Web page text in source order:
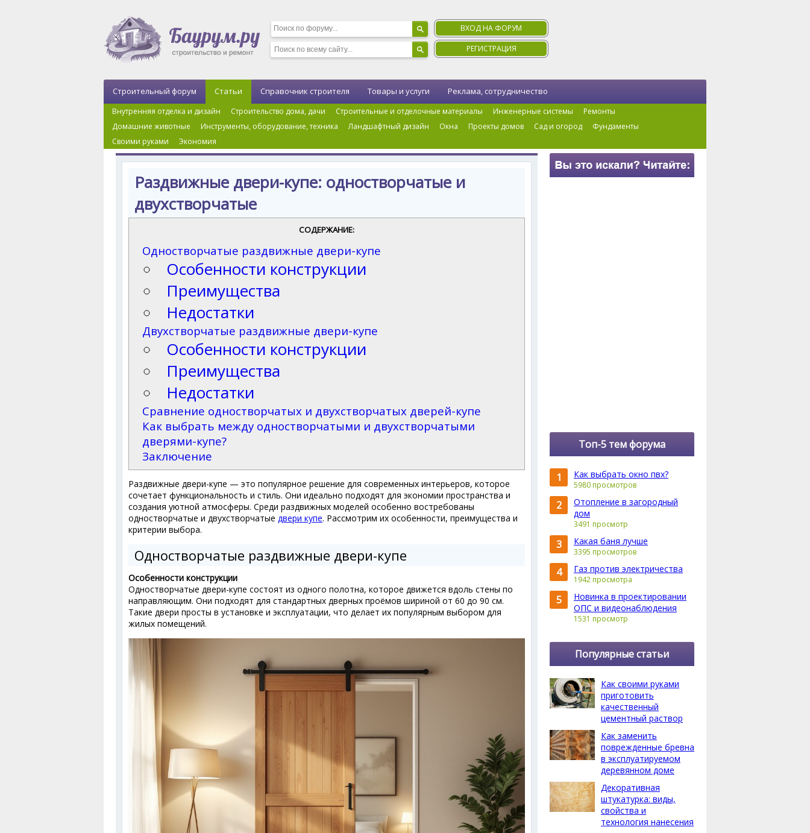
ВХОД НА ФОРУМ
РЕГИСТРАЦИЯ
Строительный форум Статьи
Внутренняя отделка и дизайн Строительство дома, дачи Строительные и отделочные материалы Инженерные системы
Ремонты
Домашние животные
Инструменты, оборудование, техника Ландшафтный дизайн Окна Проекты домов Сад и огород
Фундаменты
Своими руками
Экономия
Справочник строителя Товары и услуги Реклама, сотрудничество
Главная ›Строительные и отделочные материалы
Раздвижные двери-купе: одностворчатые и
двухстворчатые
СОДЕРЖАНИЕ:
Одностворчатые раздвижные двери-купе
Особенности конструкции
Преимущества
Недостатки
Двухстворчатые раздвижные двери-купе
Особенности конструкции
Преимущества
Недостатки
Сравнение одностворчатых и двухстворчатых дверей-купе
Как выбрать между одностворчатыми и двухстворчатыми
дверями-купе?
Заключение
Раздвижные двери-купе — это популярное решение для современных интерьеров, которое
сочетает функциональность и стиль. Они идеально подходят для экономии пространства и
создания уютной атмосферы. Среди раздвижных моделей особенно востребованы
одностворчатые и двухстворчатые двери купе. Рассмотрим их особенности, преимущества и
критерии выбора.
Одностворчатые раздвижные двери-купе
Особенности конструкции
Одностворчатые двери-купе состоят из одного полотна, которое движется вдоль стены по
направляющим. Они подходят для стандартных дверных проёмов шириной от 60 до 90 см.
Такие двери просты в установке и эксплуатации, что делает их популярным выбором для
жилых помещений.
Топ-5 тем форума
1 Как выбрать окно пвх?
5980 просмотров
2
Отопление в загородный
дом
3491 просмотр
3 Какая баня лучше
3395 просмотров
4 Газ против электричества
1942 просмотра
5
Новинка в проектировании
ОПС и видеонаблюдения
1531 просмотр
Популярные статьи
Как своими руками
приготовить
качественный
цементный раствор
Как заменить
поврежденные бревна
в эксплуатируемом
деревянном доме
Декоративная
штукатурка: виды,
свойства и
технология нанесения